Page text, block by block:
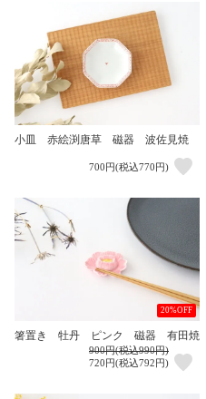
小皿 赤絵渕唐草 磁器 波佐見焼
700円(税込770円)
20%OFF
箸置き 牡丹 ピンク 磁器 有田焼
900円(税込990円)
720円(税込792円)